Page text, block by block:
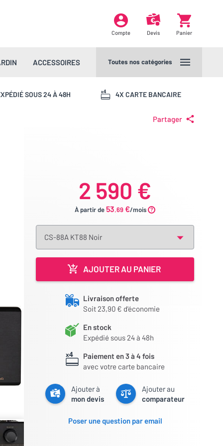
Compte Devis Panier
ACCESSOIRES Toutes nos catégories
SOUS 24 À 48H 4X CARTE BANCAIRE
Partager
2 590 €
À partir de53.69 €/mois
AJOUTER AU PANIER
Livraison offerte
Soit 23,90 € d'économie
En stock
Expédié sous 24 à 48h
Paiement en 3 à 4 fois
avec votre carte bancaire
Ajouter à
mon devis
Ajouter au
comparateur
Poser une question par email